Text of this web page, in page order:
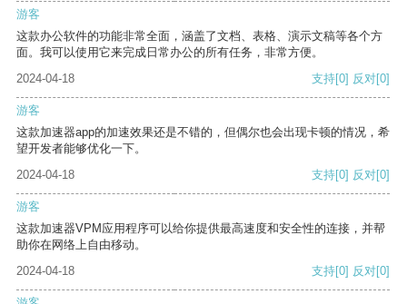
游客
这款办公软件的功能非常全面，涵盖了文档、表格、演示文稿等各个方
面。我可以使用它来完成日常办公的所有任务，非常方便。
2024-04-18
支持[0] 反对[0]
游客
这款加速器app的加速效果还是不错的，但偶尔也会出现卡顿的情况，希
望开发者能够优化一下。
2024-04-18
支持[0] 反对[0]
游客
这款加速器VPM应用程序可以给你提供最高速度和安全性的连接，并帮
助你在网络上自由移动。
2024-04-18
支持[0] 反对[0]